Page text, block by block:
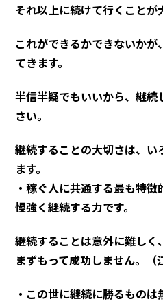
それ以上に続けて行くことが
これができるかできないか
てきます。
半信半疑でもいいから、継
さい。
継続することの大切さは、い
ます。
・稼ぐ人に共通する最も特
慢強く継続する力です。
継続することは意外に難しく
まずもって成功しません。（
・この世に継続に勝るものは